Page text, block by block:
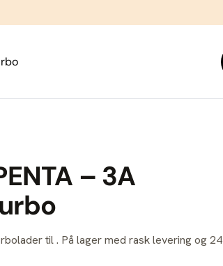
– 3A
til . På lager med rask levering og 24